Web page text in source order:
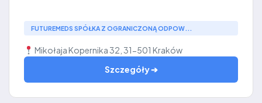
FUTUREMEDS SPÓŁKA Z OGRANICZONĄ ODPOW...
Mikołaja Kopernika 32, 31-501 Kraków
Szczegóły ➔